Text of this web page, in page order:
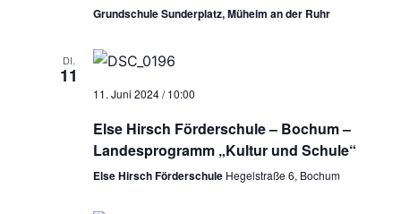
Grundschule Sunderplatz, Müheim an der Ruhr
DI.
11
11. Juni 2024 / 10:00
Else Hirsch Förderschule – Bochum –
Landesprogramm „Kultur und Schule“
Else Hirsch Förderschule Hegelstraße 6, Bochum